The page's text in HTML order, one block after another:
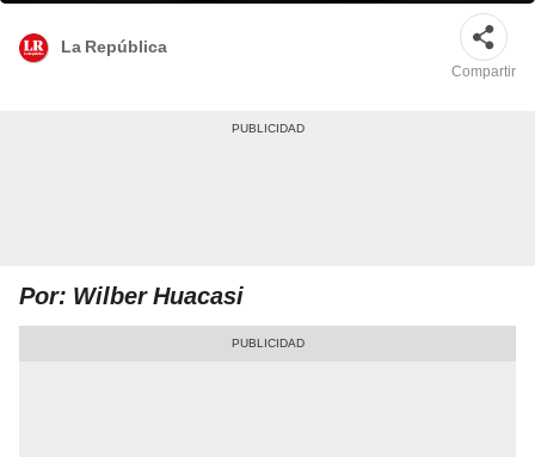
La República
Compartir
Por: Wilber Huacasi